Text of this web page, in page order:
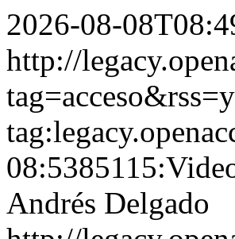
2026-08-
http://
Andrés Delgado